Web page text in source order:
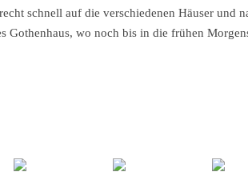
schnell auf die verschiedenen Häuser und
Gothenhaus, wo noch bis in die frühen